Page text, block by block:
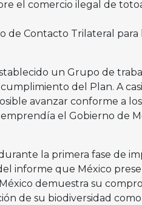
el comercio ilegal de
de Contacto Trilateral para
un Grupo de
del Plan. A
avanzar conforme a
el Gobierno de
la primera fase de
informe que México
demuestra su
de su biodiversidad